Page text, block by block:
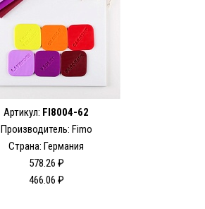
Артикул: FI8004-62
Производитель: Fimo
Страна: Германия
578.26 ₽
466.06 ₽